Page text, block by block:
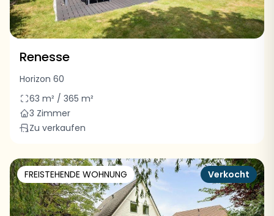
Renesse
Horizon 60
63 m² / 365 m²
3 Zimmer
Zu verkaufen
FREISTEHENDE WOHNUNG Verkocht